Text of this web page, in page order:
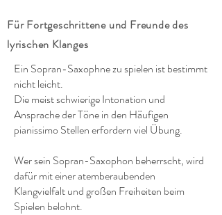
Für Fortgeschrittene und Freunde des
lyrischen Klanges
Ein Sopran-Saxophne zu spielen ist bestimmt
nicht leicht.
Die meist schwierige Intonation und
Ansprache der Töne in den Häufigen
pianissimo Stellen erfordern viel Übung.
Wer sein Sopran-Saxophon beherrscht, wird
dafür mit einer atemberaubenden
Klangvielfalt und großen Freiheiten beim
Spielen belohnt.